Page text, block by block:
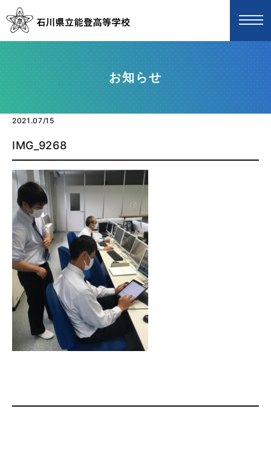
お知らせ
2021.07/15
IMG_9268